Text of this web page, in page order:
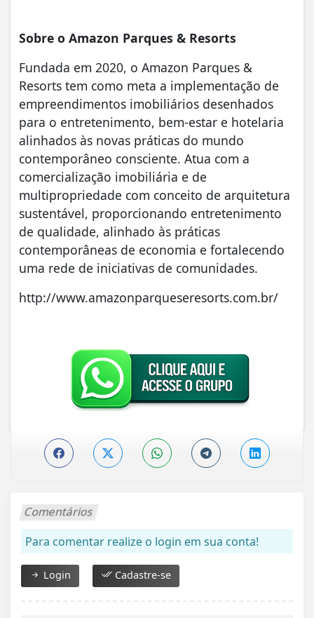
Sobre o Amazon Parques & Resorts
Fundada em 2020, o Amazon Parques &
Resorts tem como meta a implementação de
empreendimentos imobiliários desenhados
para o entretenimento, bem-estar e hotelaria
alinhados às novas práticas do mundo
contemporâneo consciente. Atua com a
comercialização imobiliária e de
multipropriedade com conceito de arquitetura
sustentável, proporcionando entretenimento
de qualidade, alinhado às práticas
contemporâneas de economia e fortalecendo
uma rede de iniciativas de comunidades.
http://www.amazonparqueseresorts.com.br/
Comentários
Para comentar realize o login em sua conta!
Login Cadastre-se